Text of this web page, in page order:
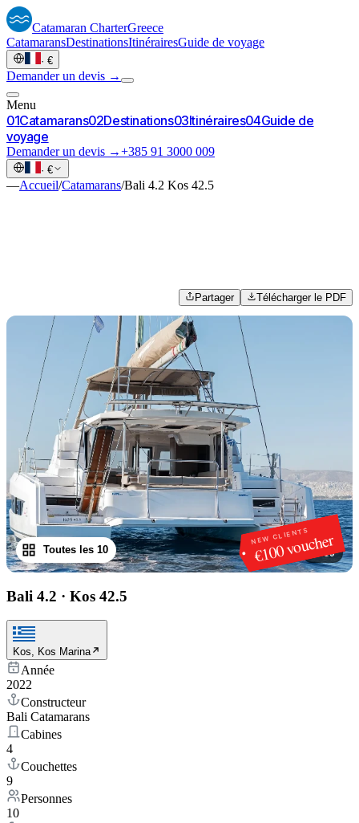
Catamaran CharterGreece
CatamaransDestinationsItinérairesGuide de voyage
· €
Demander un devis →
Menu
01Catamarans02Destinations03Itinéraires04Guide de
voyage
Demander un devis →+385 91 3000 009
· €
—Accueil/Catamarans/Bali 4.2 Kos 42.5
Partager Télécharger le PDF
NEW CLIENTS
€100 voucher
1/10
Toutes les 10
Bali 4.2 · Kos 42.5
Kos, Kos Marina
Année
2022
Constructeur
Bali Catamarans
Cabines
4
Couchettes
9
Personnes
10